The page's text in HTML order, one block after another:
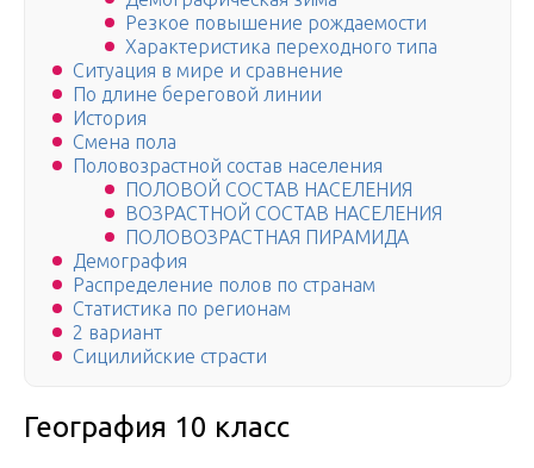
Резкое повышение рождаемости
Характеристика переходного типа
Ситуация в мире и сравнение
По длине береговой линии
История
Смена пола
Половозрастной состав населения
ПОЛОВОЙ СОСТАВ НАСЕЛЕНИЯ
ВОЗРАСТНОЙ СОСТАВ НАСЕЛЕНИЯ
ПОЛОВОЗРАСТНАЯ ПИРАМИДА
Демография
Распределение полов по странам
Статистика по регионам
2 вариант
Сицилийские страсти
География 10 класс